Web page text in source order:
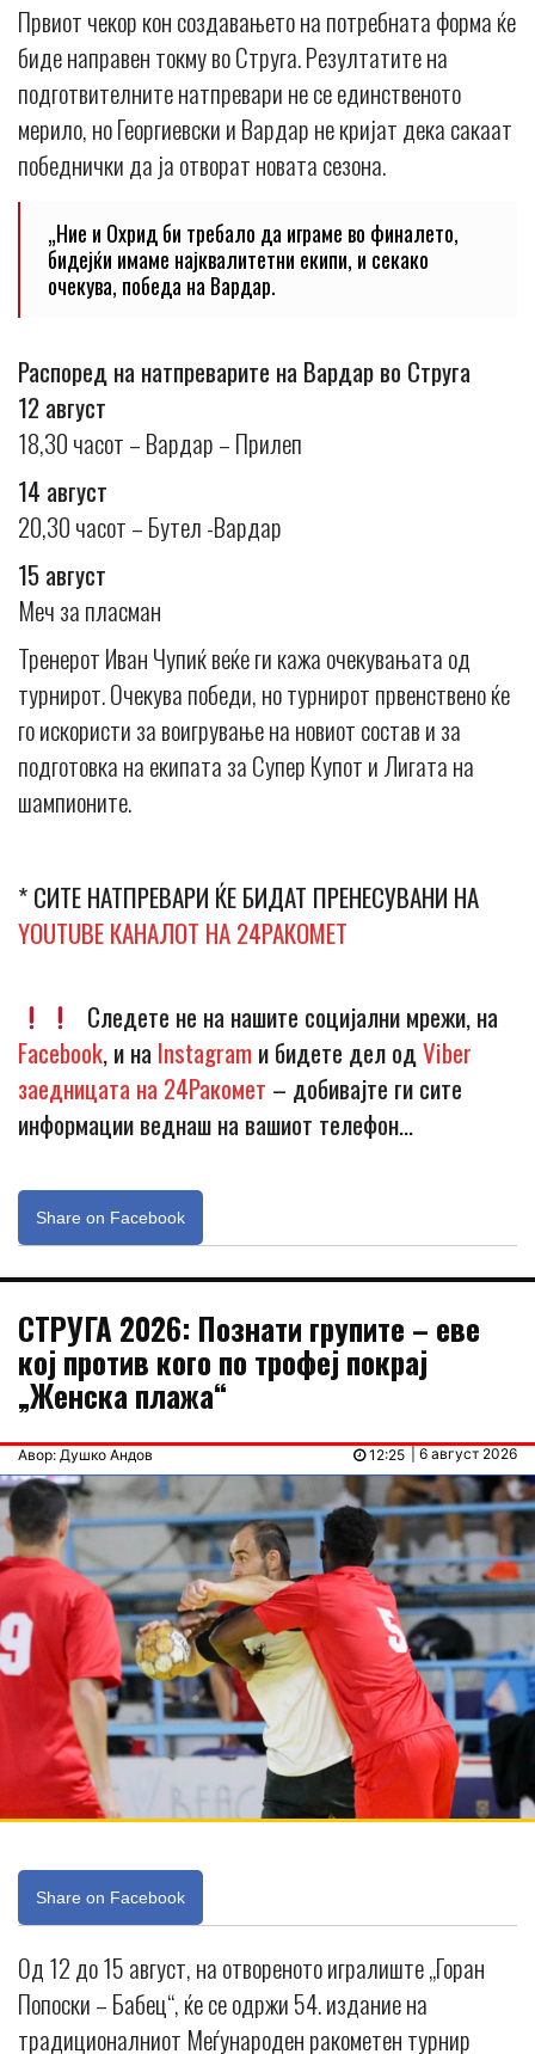
Првиот чекор кон создавањето на потребната форма ќе
биде направен токму во Струга. Резултатите на
подготвителните натпревари не се единственото
мерило, но Георгиевски и Вардар не кријат дека сакаат
победнички да ја отворат новата сезона.
„Ние и Охрид би требало да играме во финалето,
бидејќи имаме најквалитетни екипи, и секако
очекува, победа на Вардар.
Распоред на натпреварите на Вардар во Струга
12 август
18,30 часот – Вардар – Прилеп
14 август
20,30 часот – Бутел -Вардар
15 август
Меч за пласман
Тренерот Иван Чупиќ веќе ги кажа очекувањата од
турнирот. Очекува победи, но турнирот првенствено ќе
го искористи за воигрување на новиот состав и за
подготовка на екипата за Супер Купот и Лигата на
шампионите.
* СИТЕ НАТПРЕВАРИ ЌЕ БИДАТ ПРЕНЕСУВАНИ НА
YOUTUBE КАНАЛОТ НА 24РАКОМЕТ
Следете не на нашите социјални мрежи, на
Facebook, и на Instagramи бидете дел одViber
заедницата на 24Ракомет – добивајте ги сите
информации веднаш на вашиот телефон…
Share on Facebook
СТРУГА 2026: Познати групите – еве
кој против кого по трофеј покрај
„Женска плажа“
Авор: Душко Андов | 6 август 2026
12:25
Share on Facebook
Од 12 до 15 август, на отвореното игралиште „Горан
Попоски – Бабец“, ќе се одржи 54. издание на
традиционалниот Меѓународен ракометен турнир